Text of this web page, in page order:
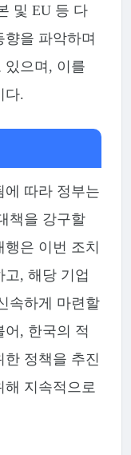
및 EU 등 다
을 파악하며
있으며, 이를
다.
에 따라 정부는
책을 강구할
은 이번 조치
, 해당 기업
속하게 마련할
어, 한국의 적
정책을 추진
지속적으로